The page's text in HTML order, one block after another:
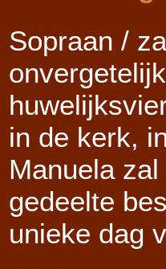
Sopraan /
in de kerk,
Manuela
gedeelte
unieke dag